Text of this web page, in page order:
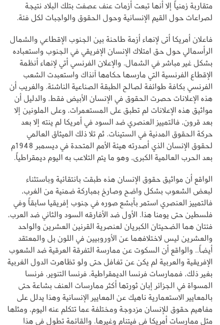
متقاربة زمنياً إلا أنها تبعت أزمات عنف عصفت بتلك البلاد نتيجة
لصراعات حول القيم الإنسانية وحول الحقوق والواجبات لكل فئة.
فاعلان أمريكا أتى لإنهاء أزمة طاحنة بين الجنوب الإقطاعي والشمال
الرأسمالي حول حق امتلاك الإنسان الإفريقي في الجنوب واستعباده
بشكل غير مباشر في الشمال. والإعلان الفرنسي أتي لإنهاء أنظمة
الإقطاع الفرنسية التي مارسها حكامها آنذاك واستعبدت الشعب
الفرنسي بكافة طوائفة لصالح الطبقة الصناعية الناشئة. والغريب أن
هذه الإعلانات حصرت الحقوق في الإنسان الأبيض فقط، والدليل أن
مواثيق هذه الإعلانات لم تطبق على المستعمرات، وعلى الملونين إلا
بعد قرون، فالتمييز العنصري ضد السود في أمريكا لم ينته إلا بعد
حركة الحقوق المدنية في الستينات. ثم تلا ذلك الميثاق العالمي
لحقوق الإنسان الذي أصدرته هيئة الأمم المتحدة في ديسمبر 1948م
بعد الحرب العالمية الكبرى، وهو ما يتم التلاعب به اليوم ديمقراطياً.
الواقع أن مواثيق حقوق الإنسان هذه طبقت بانتقائية وباستثناء
لبعض الشعوب بشكل واضح وصارخ بمباركة ضمنية من الغرب،
فالتمييز العنصري استمر بأبشع صوره في جنوب إفريقيا سابقاً وفي
فلسطين حتى يومنا هذا. الأول ضد الأفارقه السود والثاني ضد العرب،
فئتان هما الضحيتان الكبريان لعنصرية القرنين العشرين والواحد
والعشرين ليس لاختلافهما عن الأوروبيين في اللون بل والمعتقد
أيضاً.. والواقع أن السكوت عن ممارسة التفرقة العرقية ضد الشعوب
الإفريقية والعربية لم يكن عن تغافل حتى ولو تظاهرت الدول الغربية
بغير ذلك، فممارسات فرنسا الديمقراطية، فرنسا التنوير، فرنسا
المسواة في الجزائر إبان ثورتها أكثر ممارسات العنف بشاعة حتى
بالمعايير الاستعمارية ناهيك عن المعايير الإنسانية وهذا يدلل على
مفاهيم حقوق للإنسان مزدوجة ومختلفة عما تتكلم عنه اليوم، ومثلها
مثل ممارسات أمريكا في فيتنام وغيرها. والقائمة تطول في هذا